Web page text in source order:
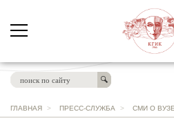
ГЛАВНАЯ > ПРЕСС-СЛУЖБА > СМИ О ВУЗЕ